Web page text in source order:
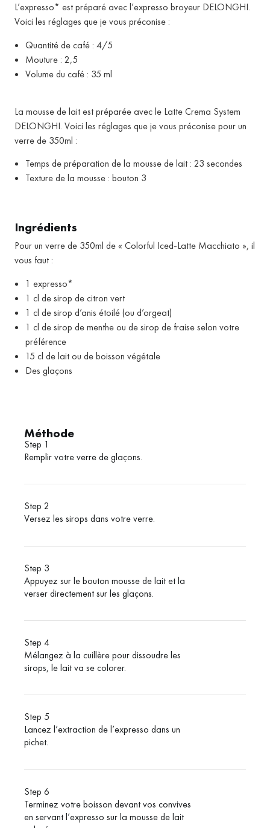
L’expresso* est préparé avec l’expresso broyeur DELONGHI.
Voici les réglages que je vous préconise :
Quantité de café : 4/5
Mouture : 2,5
Volume du café : 35 ml
La mousse de lait est préparée avec le Latte Crema System
DELONGHI. Voici les réglages que je vous préconise pour un
verre de 350ml :
Temps de préparation de la mousse de lait : 23 secondes
Texture de la mousse : bouton 3
Ingrédients
Pour un verre de 350ml de « Colorful Iced-Latte Macchiato », il
vous faut :
1 expresso*
1 cl de sirop de citron vert
1 cl de sirop d’anis étoilé (ou d’orgeat)
1 cl de sirop de menthe ou de sirop de fraise selon votre
préférence
15 cl de lait ou de boisson végétale
Des glaçons
Méthode
Step 1
Remplir votre verre de glaçons.
Step 2
Versez les sirops dans votre verre.
Step 3
Appuyez sur le bouton mousse de lait et la
verser directement sur les glaçons.
Step 4
Mélangez à la cuillère pour dissoudre les
sirops, le lait va se colorer.
Step 5
Lancez l’extraction de l’expresso dans un
pichet.
Step 6
Terminez votre boisson devant vos convives
en servant l’expresso sur la mousse de lait